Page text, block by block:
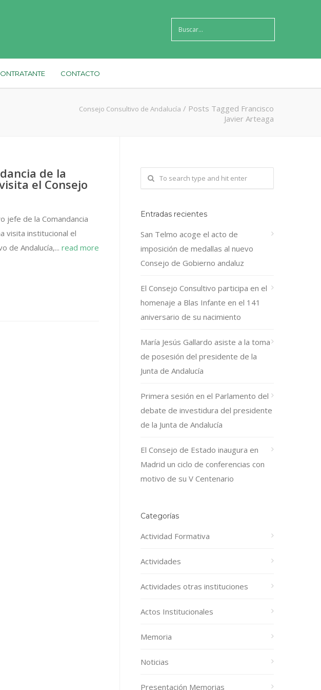
CONTACTO
Consejo Consultivo de Andalucía / Posts Tagged Francisco
Javier Arteaga
de la
el Consejo
jefe de la Comandancia
visita institucional el
de Andalucía,... read more
Entradas recientes
San Telmo acoge el acto de
imposición de medallas al nuevo
Consejo de Gobierno andaluz
El Consejo Consultivo participa en el
homenaje a Blas Infante en el 141
aniversario de su nacimiento
María Jesús Gallardo asiste a la toma
de posesión del presidente de la
Junta de Andalucía
Primera sesión en el Parlamento del
debate de investidura del presidente
de la Junta de Andalucía
El Consejo de Estado inaugura en
Madrid un ciclo de conferencias con
motivo de su V Centenario
Categorías
Actividad Formativa
Actividades
Actividades otras instituciones
Actos Institucionales
Memoria
Noticias
Presentación Memorias